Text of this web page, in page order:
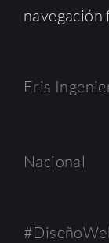
navegación
Eris
Nacional